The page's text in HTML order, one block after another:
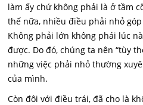
làm ấy chứ không phải là ở tầm
thế nữa, nhiều điều phải nhỏ
Không phải lớn không phái lúc
được. Do đó, chúng ta nên “tùy
những việc phải nhỏ thường
của mình.
Còn đôi với điều trái, đã cho là